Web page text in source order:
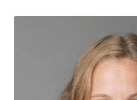
Suomalainen
patenttiasiamies,